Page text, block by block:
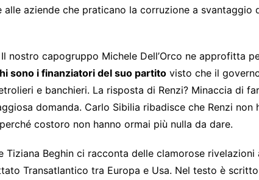
aziende che praticano la corruzione a svantaggio
nostro capogruppo Michele Dell’Orco ne approfitta
sono i finanziatori del suo partito visto che il
e banchieri. La risposta di Renzi? Minaccia di
domanda. Carlo Sibilia ribadisce che Renzi non
costoro non hanno ormai più nulla da dare.
Tiziana Beghin ci racconta delle clamorose rivelazioni
Transatlantico tra Europa e Usa. Nel testo è